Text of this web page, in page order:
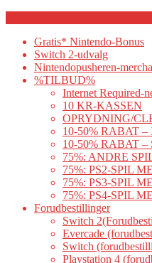
Gratis* Nintendo-Bonus
Switch 2-udvalg
Nintendopusheren-
%TILBUD%
Internet Required-
10 KR-KASSEN
OPRYDNING/
10-50% RABAT –
10-50% RABAT –
75%: ANDRE
75%: PS2-SPIL
75%: PS3-SPIL
75%: PS4-SPIL
Forudbestillinger
Switch
Evercade
Switch
Playstation 4